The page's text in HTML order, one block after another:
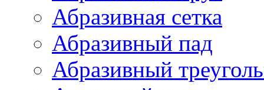
Абразивная сетка
Абразивный пад
Абразивный